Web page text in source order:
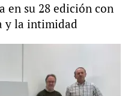
en su 28 edición con
y la intimidad